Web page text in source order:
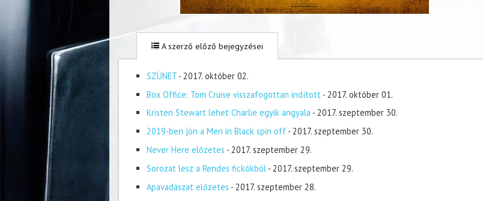
A szerző előző bejegyzései
SZÜNET - 2017. október 02.
Box Office: Tom Cruise visszafogottan indított - 2017. október 01.
Kristen Stewart lehet Charlie egyik angyala - 2017. szeptember 30.
2019-ben jön a Men in Black spin off - 2017. szeptember 30.
Never Here előzetes - 2017. szeptember 29.
Sorozat lesz a Rendes fickókból - 2017. szeptember 29.
Apavadászat előzetes - 2017. szeptember 28.